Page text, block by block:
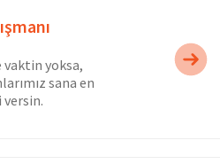
vaktin yoksa,
sana en
versin.